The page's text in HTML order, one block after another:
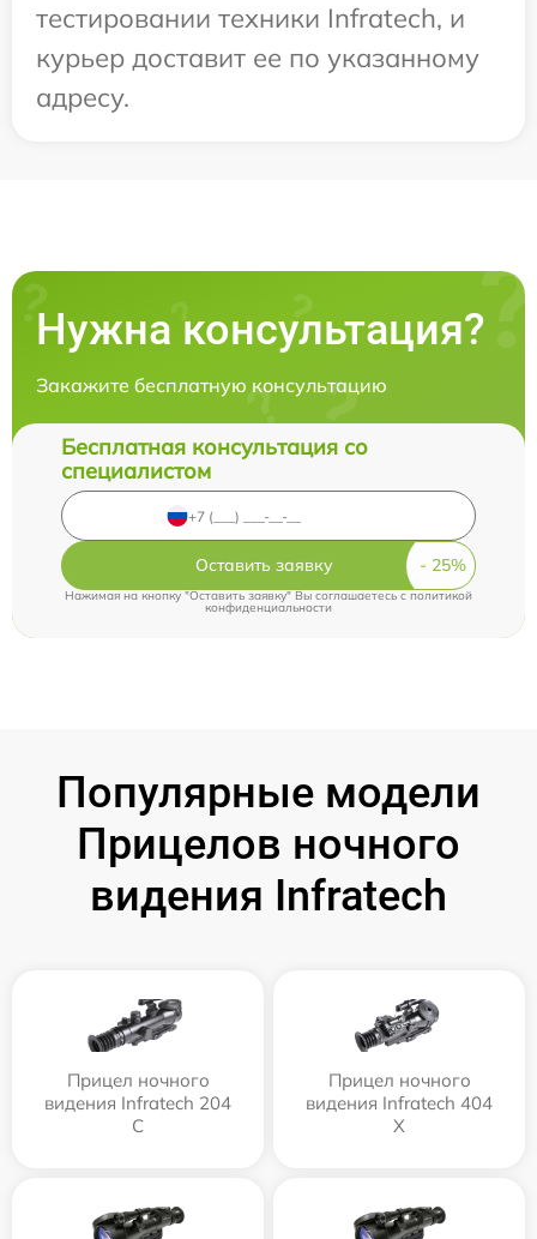
тестировании техники Infratech, и
курьер доставит ее по указанному
адресу.
Нужна консультация?
Закажите бесплатную консультацию
Бесплатная консультация со
специалистом
Оставить заявку
Нажимая на кнопку "Оставить заявку" Вы соглашаетесь cполитикой
конфиденциальности
Популярные модели
Прицелов ночного
видения Infratech
Прицел ночного
видения Infratech 204
С
Прицел ночного
видения Infratech 404
Х